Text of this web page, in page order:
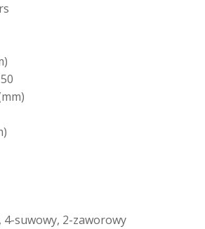
4-suwowy, 2-zaworowy